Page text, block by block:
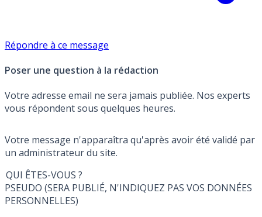
Répondre à ce message
Poser une question à la rédaction
Votre adresse email ne sera jamais publiée. Nos experts
vous répondent sous quelques heures.
Votre message n'apparaîtra qu'après avoir été validé par
un administrateur du site.
QUI ÊTES-VOUS ?
PSEUDO (SERA PUBLIÉ, N'INDIQUEZ PAS VOS DONNÉES
PERSONNELLES)